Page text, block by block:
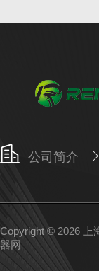
公司简介
Copyright © 2026 上
器网